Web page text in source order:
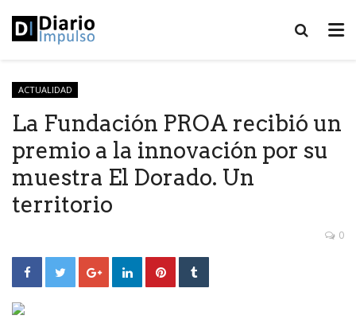
ACTUALIDAD
La Fundación PROA recibió un
premio a la innovación por su
muestra El Dorado. Un
territorio
0